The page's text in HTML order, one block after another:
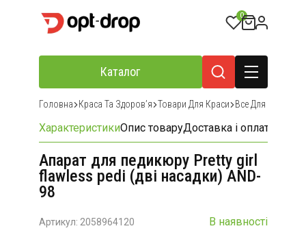
0
Каталог
Головна Краса Та Здоровʼя Товари Для Краси Все Для
ХарактеристикиОпис товаруДоставка і оплата
Апарат для педикюру Pretty girl
flawless pedi (дві насадки) AND-
98
Артикул: 2058964120 В наявності